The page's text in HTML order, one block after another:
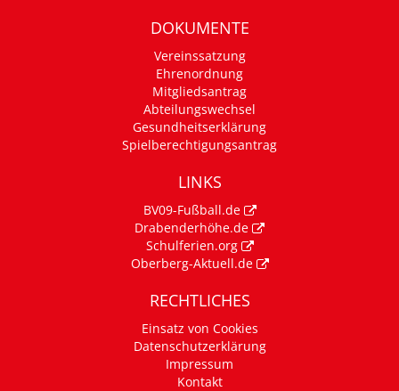
DOKUMENTE
Vereinssatzung
Ehrenordnung
Mitgliedsantrag
Abteilungswechsel
Gesundheitserklärung
Spielberechtigungsantrag
LINKS
BV09-Fußball.de
Drabenderhöhe.de
Schulferien.org
Oberberg-Aktuell.de
RECHTLICHES
Einsatz von Cookies
Datenschutzerklärung
Impressum
Kontakt